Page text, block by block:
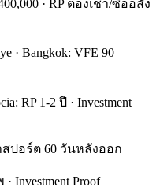
· RP ต้องเช่า/ซื้ออสัง
· Bangkok: VFE 90
RP 1-2 ปี · Investment
สปอร์ต 60 วันหลังออก
Investment Proof